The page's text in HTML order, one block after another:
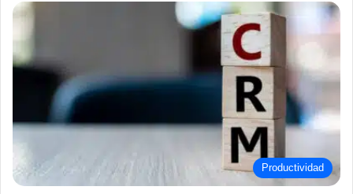
Productividad